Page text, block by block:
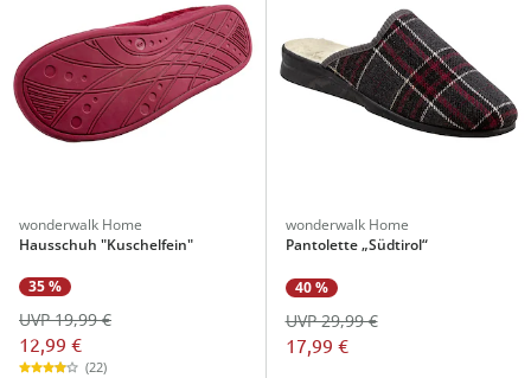
wonderwalk Home
Hausschuh "Kuschelfein"
35 %
12,99 €
UVP 19,99 €
(22)
wonderwalk Home
Pantolette „Südtirol“
40 %
17,99 €
UVP 29,99 €